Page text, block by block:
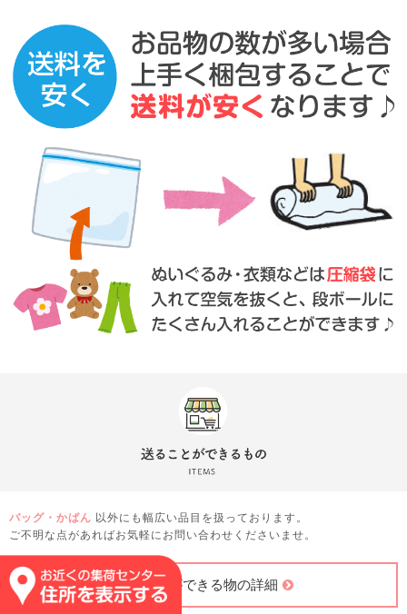
バッグ・かばん 以外にも幅広い品目を扱っております。
ご不明な点があればお気軽にお問い合わせくださいませ。
送ることができる物の詳細